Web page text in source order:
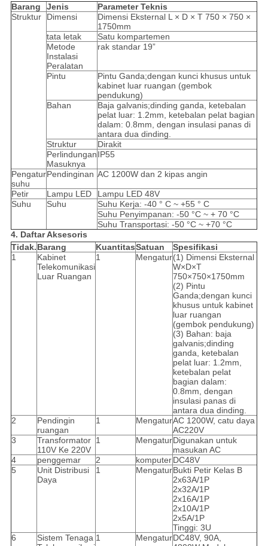
Barang
Jenis
Parameter Teknis
Struktur
Dimensi
Dimensi Eksternal L × D × T 750 × 750 ×
1750mm
tata letak
Satu kompartemen
Metode
Instalasi
Peralatan
rak standar 19”
Pintu
Pintu Ganda;dengan kunci khusus untuk
kabinet luar ruangan (gembok
pendukung)
Bahan
Baja galvanis;dinding ganda, ketebalan
pelat luar: 1.2mm, ketebalan pelat bagian
dalam: 0.8mm, dengan insulasi panas di
antara dua dinding.
Struktur
Dirakit
Perlindungan
Masuknya
IP55
Pengatur
suhu
Pendinginan AC 1200W dan 2 kipas angin
Petir Lampu LED
Lampu LED 48V
Suhu
Suhu
Suhu Kerja: -40 ° C ~ +55 ° C
Suhu Penyimpanan: -50 °C ~ + 70 °C
Suhu Transportasi: -50 °C ~ +70 °C
4. Daftar Aksesoris
Tidak.Barang KuantitasSatuan
Spesifikasi
1
Kabinet
Telekomunikasi
Luar Ruangan
1 Mengatur(1) Dimensi Eksternal
W×D×T
750×750×1750mm
(2) Pintu
Ganda;dengan kunci
khusus untuk kabinet
luar ruangan
(gembok pendukung)
(3) Bahan: baja
galvanis;dinding
ganda, ketebalan
pelat luar: 1.2mm,
ketebalan pelat
bagian dalam:
0.8mm, dengan
insulasi panas di
antara dua dinding.
2
Pendingin
ruangan
1 MengaturAC 1200W, catu daya
AC220V
3
Transformator
110V Ke 220V
1 MengaturDigunakan untuk
masukan AC
4
penggemar 2 komputerDC48V
5
Unit Distribusi
Daya
1 MengaturBukti Petir Kelas B
2x63A/1P
2x32A/1P
2x16A/1P
2x10A/1P
2x5A/1P
Tinggi: 3U
6
Sistem Tenaga 1 MengaturDC48V, 90A,